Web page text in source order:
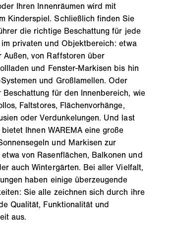
Ihren Innenräumen wird mit
Kinderspiel. Schließlich finden Sie
die richtige Beschattung für jede
privaten und Objektbereich: etwa
Außen, von Raffstoren über
und Fenster-Markisen bis hin
und Großlamellen. Oder
Beschattung für den Innenbereich, wie
Faltstores, Flächenvorhänge,
oder Verdunkelungen. Und last
Ihnen WAREMA eine große
und Markisen zur
von Rasenflächen, Balkonen und
auch Wintergärten. Bei aller Vielfalt,
haben einige überzeugende
Sie alle zeichnen sich durch ihre
Qualität, Funktionalität und
aus.